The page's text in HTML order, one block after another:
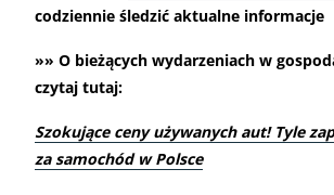
codziennie śledzić aktualne informacje
»» O bieżących wydarzeniach w
czytaj tutaj:
Szokujące ceny używanych aut! Tyle
za samochód w Polsce